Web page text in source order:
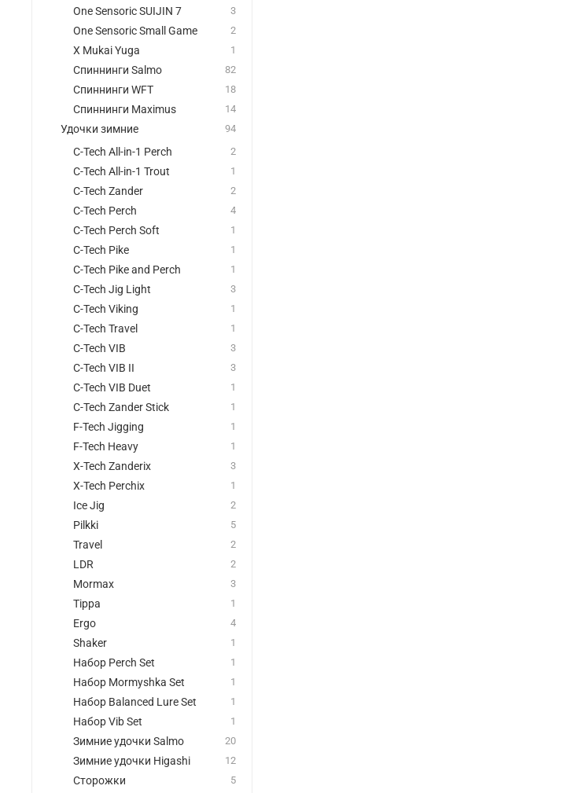
One Sensoric SUIJIN 7 3
One Sensoric Small Game 2
X Mukai Yuga 1
Спиннинги Salmo 82
Спиннинги WFT 18
Спиннинги Maximus 14
Удочки зимние 94
C-Tech All-in-1 Perch 2
C-Tech All-in-1 Trout 1
C-Tech Zander 2
C-Tech Perch 4
C-Tech Perch Soft 1
C-Tech Pike 1
C-Tech Pike and Perch 1
C-Tech Jig Light 3
C-Tech Viking 1
C-Tech Travel 1
C-Tech VIB 3
C-Tech VIB II 3
C-Tech VIB Duet 1
C-Tech Zander Stick 1
F-Tech Jigging 1
F-Tech Heavy 1
X-Tech Zanderix 3
X-Tech Perchix 1
Ice Jig 2
Pilkki 5
Travel 2
LDR 2
Mormax 3
Tippa 1
Ergo 4
Shaker 1
Набор Perch Set 1
Набор Mormyshka Set 1
Набор Balanced Lure Set 1
Набор Vib Set 1
Зимние удочки Salmo 20
Зимние удочки Higashi 12
Сторожки 5